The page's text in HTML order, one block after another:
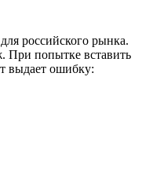
российского рынка.
При попытке вставить
выдает ошибку: